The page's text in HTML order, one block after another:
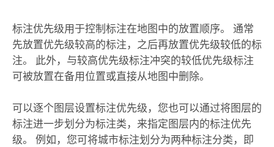
标注优先级用于控制标注在地图中的放置顺序。 通常
先放置优先级较高的标注，之后再放置优先级较低的标
注。 此外，与较高优先级标注冲突的较低优先级标注
可被放置在备用位置或直接从地图中删除。
可以逐个图层设置标注优先级，您也可以通过将图层的
标注进一步划分为标注类，来指定图层内的标注优先
级。 例如，您可将城市标注划分为两种标注分类，即